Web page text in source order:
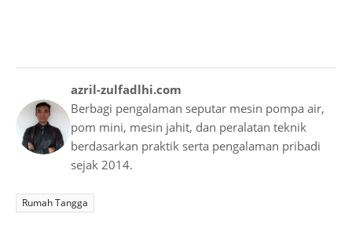
azril-zulfadlhi.com
Berbagi pengalaman seputar mesin pompa air,
pom mini, mesin jahit, dan peralatan teknik
berdasarkan praktik serta pengalaman pribadi
sejak 2014.
Rumah Tangga